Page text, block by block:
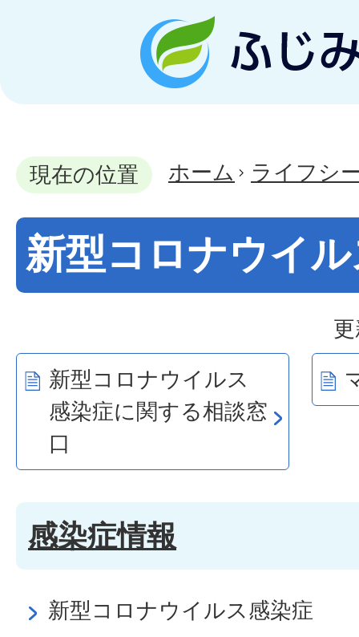
現在の位置 ホーム ライフシ
新型コロナウイ
新型コロナウイルス
感染症に関する相談窓
口
感染症情報
新型コロナウイルス感染症